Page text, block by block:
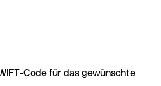
Code für das gewünschte